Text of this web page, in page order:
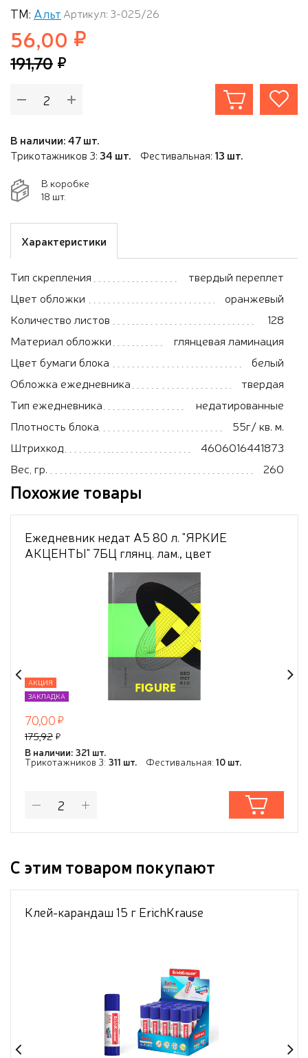
ТМ: Альт Артикул: 3-025/26
56,00
191,70
В наличии: 47 шт.
Трикотажников 3:34 шт. Фестивальная: 13 шт.
В коробке
18 шт.
Характеристики
Тип скрепления
твердый переплет
Цвет обложки
оранжевый
Количество листов
128
Материал обложки
глянцевая ламинация
Цвет бумаги блока
белый
Обложка ежедневника
твердая
Тип ежедневника
недатированные
Плотность блока
55г/ кв. м.
Штрихкод
4606016441873
Вес, гр.
260
Похожие товары
Ежедневник недат А5 80 л. "ЯРКИЕ
АКЦЕНТЫ" 7БЦ глянц. лам., цвет
мелов.облож, ТМ"Collezione"
АКЦИЯ
ЗАКЛАДКА
70,00
175,92
В наличии: 321 шт.
Трикотажников 3: 311 шт. Фестивальная: 10 шт.
С этим товаром покупают
Клей-карандаш 15 г ErichKrause